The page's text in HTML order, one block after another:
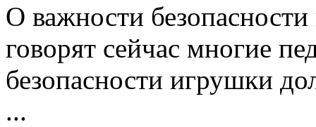
О важности
говорят сейчас многие
безопасности игрушки
...